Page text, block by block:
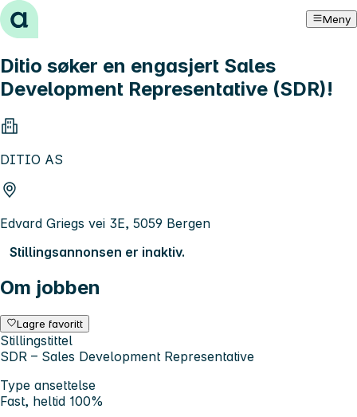
Hopp til innhold Meny
Ditio søker en engasjert Sales
Development Representative (SDR)!
DITIO AS
Edvard Griegs vei 3E, 5059 Bergen
Stillingsannonsen er inaktiv.
Om jobben
Lagre favoritt
Stillingstittel
SDR – Sales Development Representative
Type ansettelse
Fast, heltid 100%